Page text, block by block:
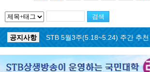
공지사항
STB 5월4주(5.25~5.31) 주간 추
공지사항
STB 5월3주(5.18~5.24) 주간 추천
공지사항
STB 4월마지막주(4.27~5.3) 주간
STB 4월4주(4.20~4.26) 주간 추
공지사항
STB 4월2주(4.6~4.12) 주간 추천